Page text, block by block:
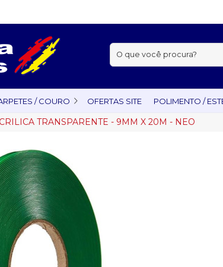
Buscar:
/ COURO OFERTAS SITE POLIMENTO /
TRANSPARENTE - 9MM X 20M - NEO